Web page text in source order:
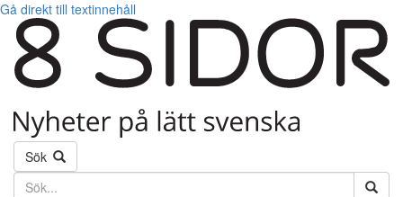
Gå direkt till textinnehåll
Sök
Söktext